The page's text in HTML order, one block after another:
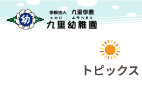
園について
トピックス